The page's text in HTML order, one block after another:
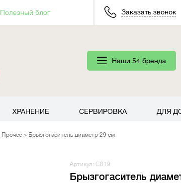
Полезный блог Заказать звонок
Наши 54 бренда
ХРАНЕНИЕ СЕРВИРОВКА ДЛЯ
Прочее Брызгогаситель диаметр 29 см
Артикул: C819
Брызгогаситель